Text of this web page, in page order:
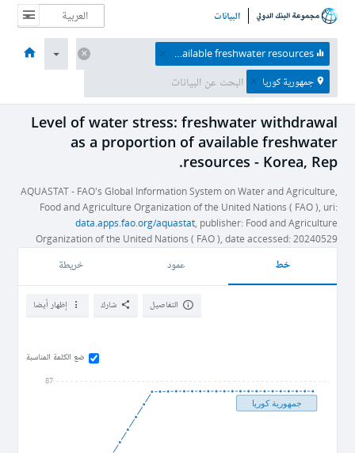
البيانات
الصفحة الرئيسية الاقتصادات الموضوعات البيانات والموارد نبذة عن Level of water stress: freshwater withdrawal as a proportion of available freshwater resources
جمهورية كوريا
Level of water stress: freshwater withdrawal
as a proportion of available freshwater
resources - Korea, Rep.
AQUASTAT - FAO's Global Information System on Water and Agriculture,
Food and Agriculture Organization of the United Nations ( FAO ), uri:
data.apps.fao.org/aquastat, publisher: Food and Agriculture
Organization of the United Nations ( FAO ), date accessed: 20240529
خط عمود خريطة
إظهار أيضا شارك التفاصيل
ضع الكلمة المناسبة
87
جمهورية كوريا